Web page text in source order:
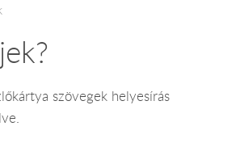
szövegek helyesírás